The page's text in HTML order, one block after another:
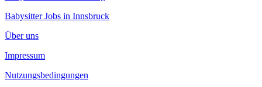
Babysitter Jobs in Innsbruck
Über uns
Impressum
Nutzungsbedingungen